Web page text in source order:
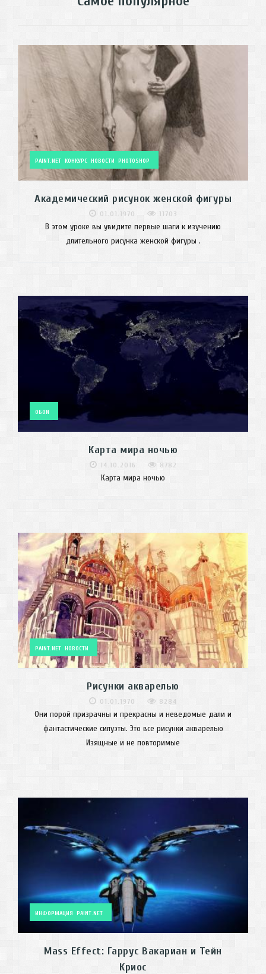
PAINT.NET КОНКУРС НОВОСТИ PHOTOSHOP
Академический рисунок женской фигуры
01.01.1970 11703
В этом уроке вы увидите первые шаги к изучению
длительного рисунка женской фигуры .
ОБОИ
Карта мира ночью
14.10.2016 8782
Карта мира ночью
PAINT.NET НОВОСТИ
Рисунки акварелью
01.01.1970 8284
Они порой призрачны и прекрасны и неведомые дали и
фантастические силуэты. Это все рисунки акварелью
Изящные и не повторимые
ИНФОРМАЦИЯ PAINT.NET
Mass Effect: Гаррус Вакариан и Тейн
Криос